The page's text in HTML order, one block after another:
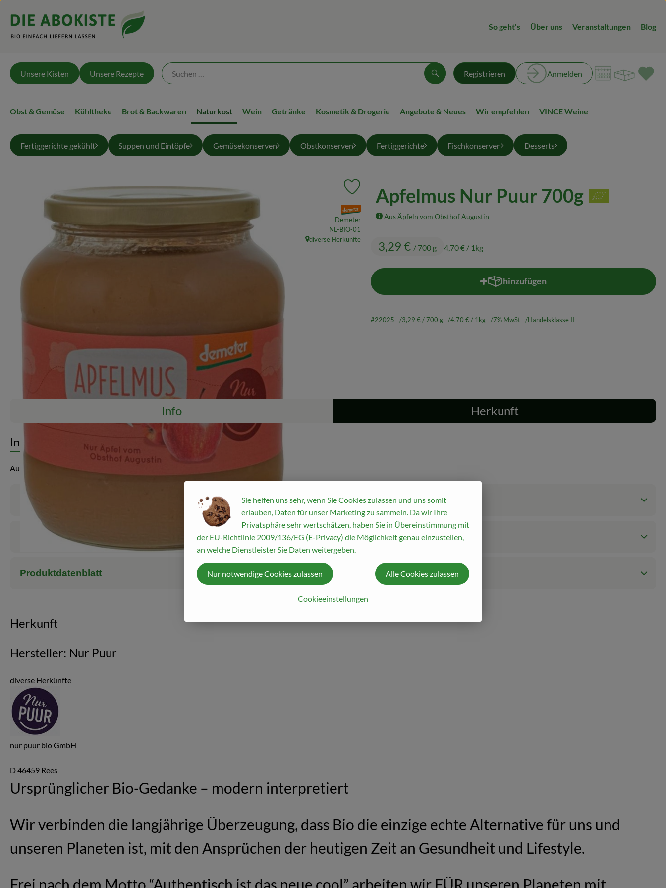
So geht's Über uns Veranstaltungen Blog
Registrieren Anmelden
Suchen
Unsere Kisten Unsere Rezepte
Obst & Gemüse Kühltheke Brot & Backwaren Naturkost Wein Getränke Kosmetik & Drogerie Angebote & Neues Wir empfehlen VINCE Weine
Fertiggerichte gekühlt Suppen und Eintöpfe Gemüsekonserven Obstkonserven Fertiggerichte Fischkonserven Desserts
Apfelmus Nur Puur 700g
Aus Äpfeln vom Obsthof Augustin
3,29 € / 700 g 4,70 € / 1kg
Produkt zu Favouriten hinzufügen
, Verband:
Demeter
, Kontrollstelle:
NL-BIO-01
, Herkunft:
diverse Herkünfte
hinzufügen
Produkt zum Warenkorb hinzufügen
#22025 3,29 € / 700 g 4,70 € / 1kg 7% MwSt Handelsklasse II
Rezepte
Info
Herkunft
Entdecke passende RezepteEs wurden keine passenden Rezepte gefunden.
Info
Aus Äpfeln vom Obsthof Augustin
Produktinformationen
Zutaten
Produktdatenblatt
Herkunft
Hersteller: Nur Puur
diverse Herkünfte
nur puur bio GmbH
D 46459 Rees
Ursprünglicher Bio-Gedanke – modern interpretiert
Wir verbinden die langjährige Überzeugung, dass Bio die einzige echte Alternative für uns und
unseren Planeten ist, mit den Ansprüchen der heutigen Zeit an Gesundheit und Lifestyle.
Frei nach dem Motto “Authentisch ist das neue cool” arbeiten wir FÜR unseren Planeten mit
Sie helfen uns sehr, wenn Sie Cookies zulassen und uns somit
erlauben, Daten für unser Marketing zu sammeln. Da wir Ihre
Privatsphäre sehr wertschätzen, haben Sie in Übereinstimmung mit
der EU-Richtlinie 2009/136/EG (E-Privacy) die Möglichkeit genau einzustellen,
an welche Dienstleister Sie Daten weitergeben.
Cookieeinstellungen
Nur notwendige Cookies zulassen Alle Cookies zulassen